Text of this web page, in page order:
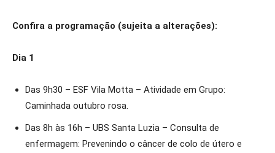
Confira a programação (sujeita a alterações):
Dia 1
Das 9h30 – ESF Vila Motta – Atividade em Grupo:
Caminhada outubro rosa.
Das 8h às 16h – UBS Santa Luzia – Consulta de
enfermagem: Prevenindo o câncer de colo de útero e